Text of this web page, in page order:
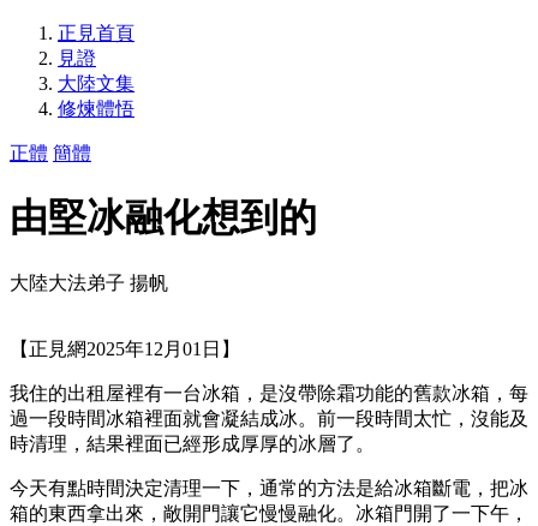
正見首頁
見證
大陸文集
修煉體悟
正體 簡體
由堅冰融化想到的
大陸大法弟子 揚帆
【正見網2025年12月01日】
我住的出租屋裡有一台冰箱，是沒帶除霜功能的舊款冰箱，每
過一段時間冰箱裡面就會凝結成冰。前一段時間太忙，沒能及
時清理，結果裡面已經形成厚厚的冰層了。
今天有點時間決定清理一下，通常的方法是給冰箱斷電，把冰
箱的東西拿出來，敞開門讓它慢慢融化。冰箱門開了一下午，